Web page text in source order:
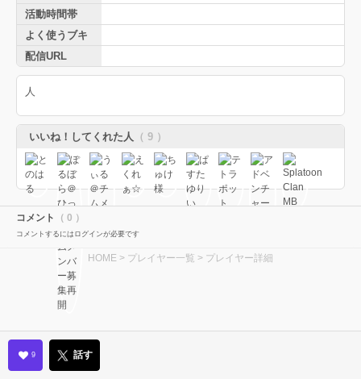
活動時間帯
よく使うブキ
配信URL
人
いいね！してくれた人 （ 9 ）
コメント （ 0 ）
コメントするにはログインが必要です
HOME > プレイヤー一覧 > プレイヤー詳細
9 話す